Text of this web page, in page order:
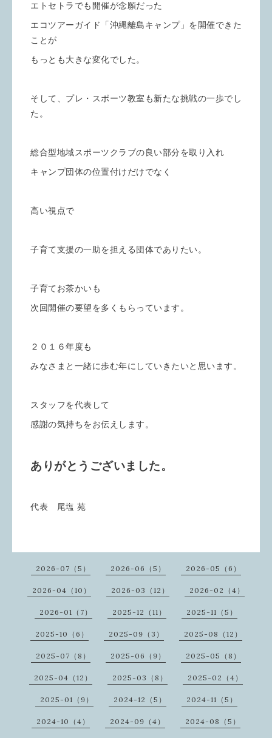
エトセトラでも開催が念願だった
エコツアーガイド「沖縄離島キャンプ」を開催できた
ことが
もっとも大きな変化でした。
そして、プレ・スポーツ教室も新たな挑戦の一歩でし
た。
総合型地域スポーツクラブの良い部分を取り入れ
キャンプ団体の位置付けだけでなく
高い視点で
子育て支援の一助を担える団体でありたい。
子育てお茶かいも
次回開催の要望を多くもらっています。
２０１６年度も
みなさまと一緒に歩む年にしていきたいと思います。
スタッフを代表して
感謝の気持ちをお伝えします。
ありがとうございました。
代表 尾塩 苑
2026-07（5） 2026-06（5） 2026-05（6）
2026-04（10） 2026-03（12） 2026-02（4）
2026-01（7） 2025-12（11） 2025-11（5）
2025-10（6） 2025-09（3） 2025-08（12）
2025-07（8） 2025-06（9） 2025-05（8）
2025-04（12） 2025-03（8） 2025-02（4）
2025-01（9） 2024-12（5） 2024-11（5）
2024-10（4） 2024-09（4） 2024-08（5）